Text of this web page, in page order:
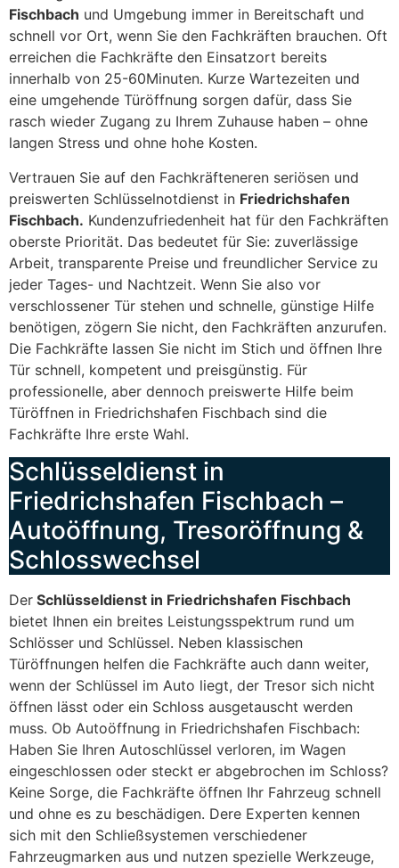
Fischbach und Umgebung immer in Bereitschaft und
schnell vor Ort, wenn Sie den Fachkräften brauchen. Oft
erreichen die Fachkräfte den Einsatzort bereits
innerhalb von 25-60Minuten. Kurze Wartezeiten und
eine umgehende Türöffnung sorgen dafür, dass Sie
rasch wieder Zugang zu Ihrem Zuhause haben – ohne
langen Stress und ohne hohe Kosten.
Vertrauen Sie auf den Fachkräfteneren seriösen und
preiswerten Schlüsselnotdienst in Friedrichshafen
Fischbach. Kundenzufriedenheit hat für den Fachkräften
oberste Priorität. Das bedeutet für Sie: zuverlässige
Arbeit, transparente Preise und freundlicher Service zu
jeder Tages- und Nachtzeit. Wenn Sie also vor
verschlossener Tür stehen und schnelle, günstige Hilfe
benötigen, zögern Sie nicht, den Fachkräften anzurufen.
Die Fachkräfte lassen Sie nicht im Stich und öffnen Ihre
Tür schnell, kompetent und preisgünstig. Für
professionelle, aber dennoch preiswerte Hilfe beim
Türöffnen in Friedrichshafen Fischbach sind die
Fachkräfte Ihre erste Wahl.
Schlüsseldienst in
Friedrichshafen Fischbach –
Autoöffnung, Tresoröffnung &
Schlosswechsel
Der Schlüsseldienst in Friedrichshafen Fischbach
bietet Ihnen ein breites Leistungsspektrum rund um
Schlösser und Schlüssel. Neben klassischen
Türöffnungen helfen die Fachkräfte auch dann weiter,
wenn der Schlüssel im Auto liegt, der Tresor sich nicht
öffnen lässt oder ein Schloss ausgetauscht werden
muss. Ob Autoöffnung in Friedrichshafen Fischbach:
Haben Sie Ihren Autoschlüssel verloren, im Wagen
eingeschlossen oder steckt er abgebrochen im Schloss?
Keine Sorge, die Fachkräfte öffnen Ihr Fahrzeug schnell
und ohne es zu beschädigen. Dere Experten kennen
sich mit den Schließsystemen verschiedener
Fahrzeugmarken aus und nutzen spezielle Werkzeuge,